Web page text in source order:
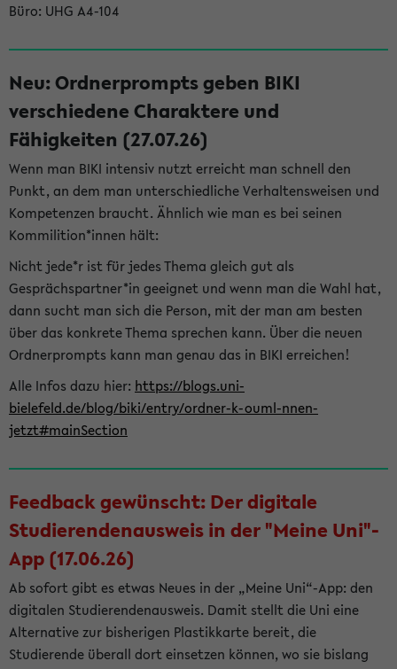
Büro: UHG A4-104
Neu: Ordnerprompts geben BIKI
verschiedene Charaktere und
Fähigkeiten (27.07.26)
Wenn man BIKI intensiv nutzt erreicht man schnell den
Punkt, an dem man unterschiedliche Verhaltensweisen und
Kompetenzen braucht. Ähnlich wie man es bei seinen
Kommilition*innen hält:
Nicht jede*r ist für jedes Thema gleich gut als
Gesprächspartner*in geeignet und wenn man die Wahl hat,
dann sucht man sich die Person, mit der man am besten
über das konkrete Thema sprechen kann. Über die neuen
Ordnerprompts kann man genau das in BIKI erreichen!
Alle Infos dazu hier: https://blogs.uni-
bielefeld.de/blog/biki/entry/ordner-k-ouml-nnen-
jetzt#mainSection
Feedback gewünscht: Der digitale
Studierendenausweis in der "Meine Uni"-
App (17.06.26)
Ab sofort gibt es etwas Neues in der „Meine Uni“-App: den
digitalen Studierendenausweis. Damit stellt die Uni eine
Alternative zur bisherigen Plastikkarte bereit, die
Studierende überall dort einsetzen können, wo sie bislang